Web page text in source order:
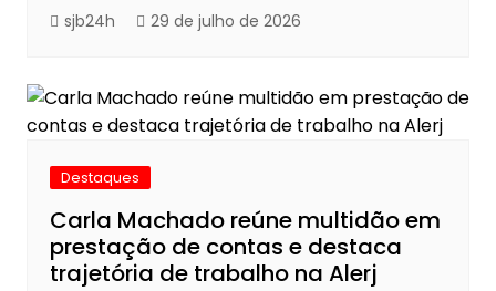
sjb24h 29 de julho de 2026
Destaques
Carla Machado reúne multidão em
prestação de contas e destaca
trajetória de trabalho na Alerj